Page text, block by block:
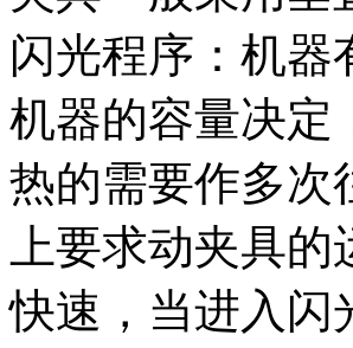
闪光程序：机器
机器的容量决定
热的需要作多次
上要求动夹具
快速，当进入闪